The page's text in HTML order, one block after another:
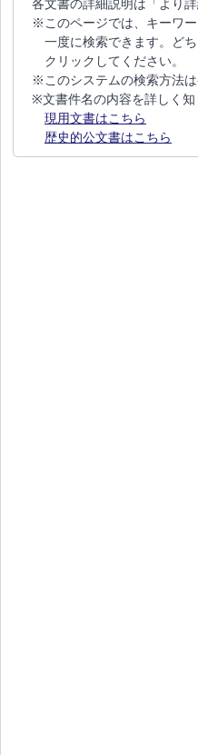
各文書の詳細説明は「より
※このページでは、キーワ
一度に検索できます。ど
クリックしてください。
※このシステムの検索方法
※文書件名の内容を詳しく知
現用文書はこちら
歴史的公文書はこちら